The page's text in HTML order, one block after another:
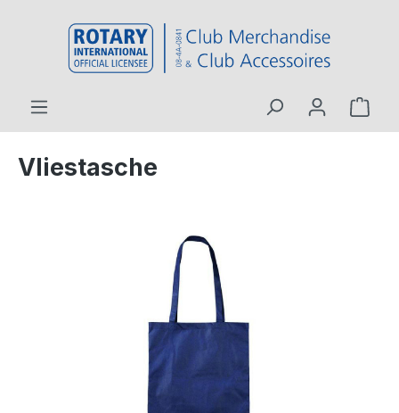
Vliestasche